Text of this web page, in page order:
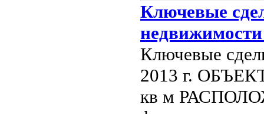
Ключевые
Ключевые
2013 г.
кв м